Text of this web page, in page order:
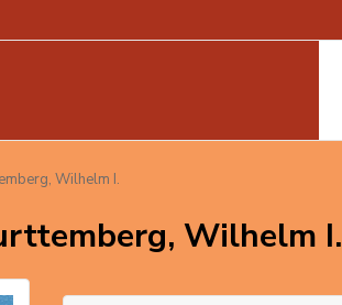
Wilhelm I.
Wilhelm I.